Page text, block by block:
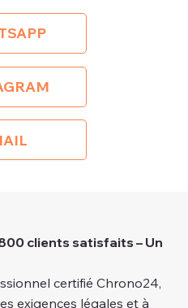
clients satisfaits – Un
certifié Chrono24,
exigences légales et à